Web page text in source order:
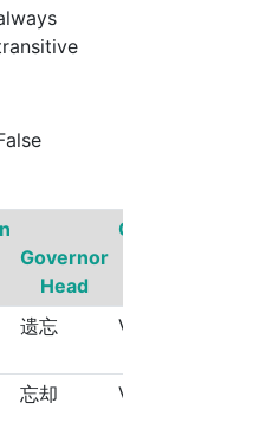
Governor
Head
Governor
遗忘 VERB
忘却 VERB